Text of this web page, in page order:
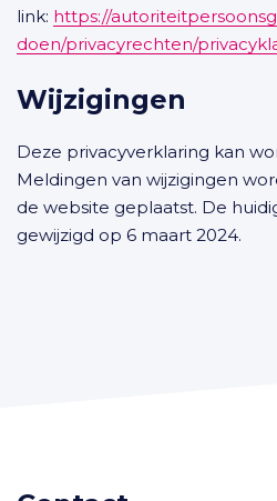
link: https://
doen/privacyrechten/
Wijzigingen
Deze privacyverklaring kan
Meldingen van wijzigingen
de website geplaatst. De
gewijzigd op 6 maart 2024.